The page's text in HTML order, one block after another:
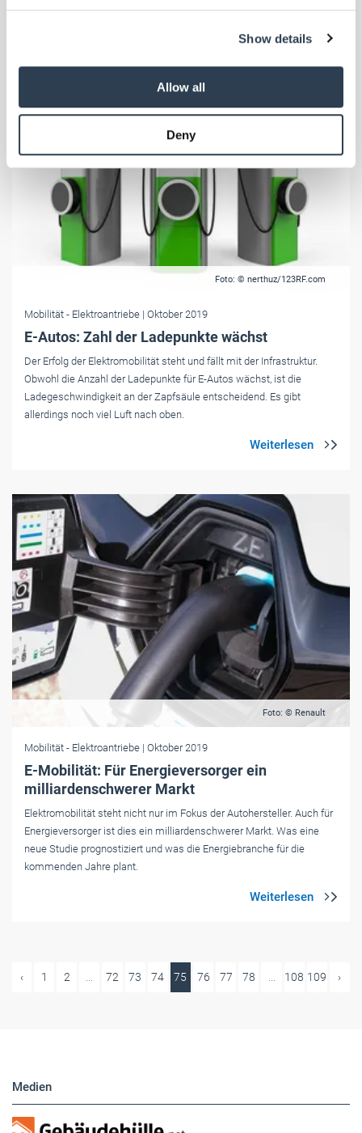
provide social media features and to analyse our traffic.
provided to them or that they’ve collected from your use
Weitere Informationen:Impressum Datenschutz
Show details
Allow all
Deny
Foto: © nerthuz/123RF.com
Mobilität - Elektroantriebe | Oktober 2019
E-Autos: Zahl der Ladepunkte wächst
Der Erfolg der Elektromobilität steht und fällt mit der Infrastruktur.
Obwohl die Anzahl der Ladepunkte für E-Autos wächst, ist die
Ladegeschwindigkeit an der Zapfsäule entscheidend. Es gibt
allerdings noch viel Luft nach oben.
Foto: © Renault
Mobilität - Elektroantriebe | Oktober 2019
E-Mobilität: Für Energieversorger ein
milliardenschwerer Markt
Elektromobilität steht nicht nur im Fokus der Autohersteller. Auch für
Energieversorger ist dies ein milliardenschwerer Markt. Was eine
neue Studie prognostiziert und was die Energiebranche für die
kommenden Jahre plant.
‹ 1 2 ... 72 73 74 75 76 77 78 ... 108 109 ›
Medien